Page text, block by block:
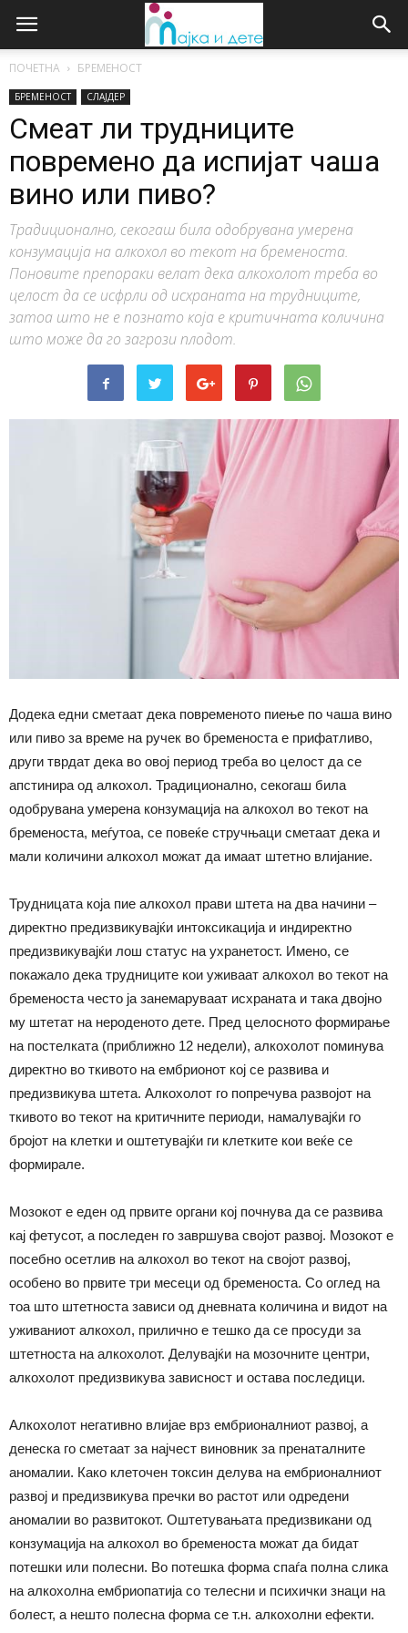
ПОЧЕТНА БРЕМЕНОСТ
БРЕМЕНОСТ СЛАЈДЕР
Смеат ли трудниците
повремено да испијат чаша
вино или пиво?
Традиционално, секогаш била одобрувана умерена
конзумација на алкохол во текот на бременоста.
Поновите препораки велат дека алкохолот треба во
целост да се исфрли од исхраната на трудниците,
затоа што не е познато која е критичната количина
што може да го загрози плодот.
Додека едни сметаат дека повременото пиење по чаша вино
или пиво за време на ручек во бременоста е прифатливо,
други тврдат дека во овој период треба во целост да се
апстинира од алкохол. Традиционално, секогаш била
одобрувана умерена конзумација на алкохол во текот на
бременоста, меѓутоа, се повеќе стручњаци сметаат дека и
мали количини алкохол можат да имаат штетно влијание.
Трудницата која пие алкохол прави штета на два начини –
директно предизвикувајќи интоксикација и индиректно
предизвикувајќи лош статус на ухранетост. Имено, се
покажало дека трудниците кои уживаат алкохол во текот на
бременоста често ја занемаруваат исхраната и така двојно
му штетат на нероденото дете. Пред целосното формирање
на постелката (приближно 12 недели), алкохолот поминува
директно во ткивото на ембрионот кој се развива и
предизвикува штета. Алкохолот го попречува развојот на
ткивото во текот на критичните периоди, намалувајќи го
бројот на клетки и оштетувајќи ги клетките кои веќе се
формирале.
Мозокот е еден од првите органи кој почнува да се развива
кај фетусот, а последен го завршува својот развој. Мозокот е
посебно осетлив на алкохол во текот на својот развој,
особено во првите три месеци од бременоста. Со оглед на
тоа што штетноста зависи од дневната количина и видот на
уживаниот алкохол, прилично е тешко да се просуди за
штетноста на алкохолот. Делувајќи на мозочните центри,
алкохолот предизвикува зависност и остава последици.
Алкохолот негативно влијае врз ембрионалниот развој, а
денеска го сметаат за најчест виновник за пренаталните
аномалии. Како клеточен токсин делува на ембрионалниот
развој и предизвикува пречки во растот или одредени
аномалии во развитокот. Оштетувањата предизвикани од
конзумација на алкохол во бременоста можат да бидат
потешки или полесни. Во потешка форма спаѓа полна слика
на алкохолна ембриопатија со телесни и психички знаци на
болест, а нешто полесна форма се т.н. алкохолни ефекти.